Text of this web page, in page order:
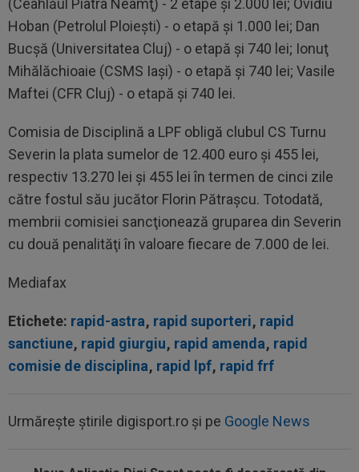
(Ceahlăul Piatra Neamţ) - 2 etape şi 2.000 lei; Ovidiu
Hoban (Petrolul Ploieşti) - o etapă şi 1.000 lei; Dan
Bucşă (Universitatea Cluj) - o etapă şi 740 lei; Ionuţ
Mihălăchioaie (CSMS Iaşi) - o etapă şi 740 lei; Vasile
Maftei (CFR Cluj) - o etapă şi 740 lei.
Comisia de Disciplină a LPF obligă clubul CS Turnu
Severin la plata sumelor de 12.400 euro şi 455 lei,
respectiv 13.270 lei şi 455 lei în termen de cinci zile
către fostul său jucător Florin Pătraşcu. Totodată,
membrii comisiei sancţionează gruparea din Severin
cu două penalităţi în valoare fiecare de 7.000 de lei.
Mediafax
Etichete: rapid-astra, rapid suporteri, rapid
sanctiune, rapid giurgiu, rapid amenda, rapid
comisie de disciplina, rapid lpf, rapid frf
Urmărește știrile digisport.ro și pe Google News